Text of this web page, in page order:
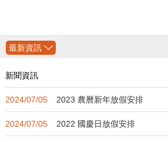
最新資訊
新聞資訊
2024/07/05 2023 農曆新年放假安排
2024/07/05 2022 國慶日放假安排